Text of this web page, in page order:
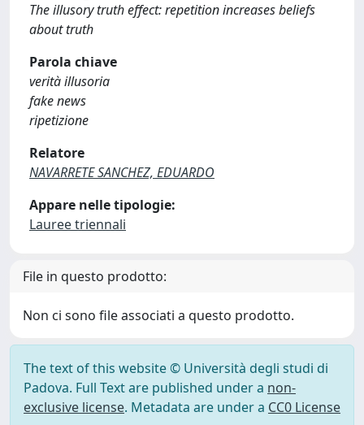
The illusory truth effect: repetition increases beliefs
about truth
Parola chiave
verità illusoria
fake news
ripetizione
Relatore
NAVARRETE SANCHEZ, EDUARDO
Appare nelle tipologie:
Lauree triennali
File in questo prodotto:
Non ci sono file associati a questo prodotto.
The text of this website © Università degli studi di
Padova. Full Text are published under a non-
exclusive license. Metadata are under a CC0 License